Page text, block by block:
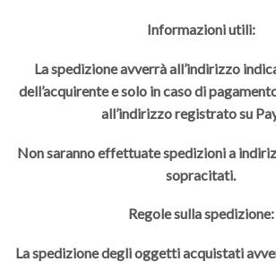
Informazioni utili:
La spedizione avverrà all’indirizzo
dell’acquirente e solo in caso di
all’indirizzo registrato su
Non saranno effettuate spedizioni a
sopracitati.
Regole sulla spedizione:
La spedizione degli oggetti acquistati